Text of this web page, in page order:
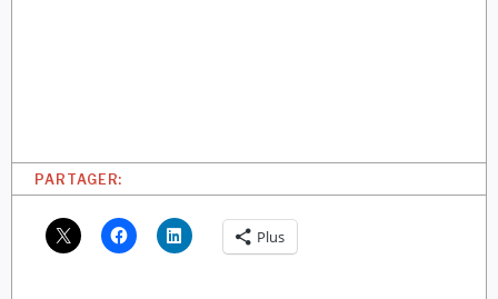
PARTAGER:
Plus